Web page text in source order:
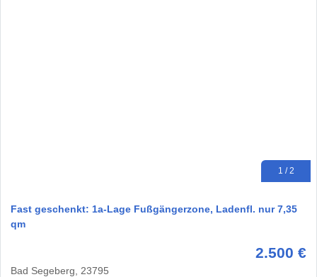
1 / 2
Fast geschenkt: 1a-Lage Fußgängerzone, Ladenfl. nur 7,35
qm
2.500 €
Bad Segeberg, 23795